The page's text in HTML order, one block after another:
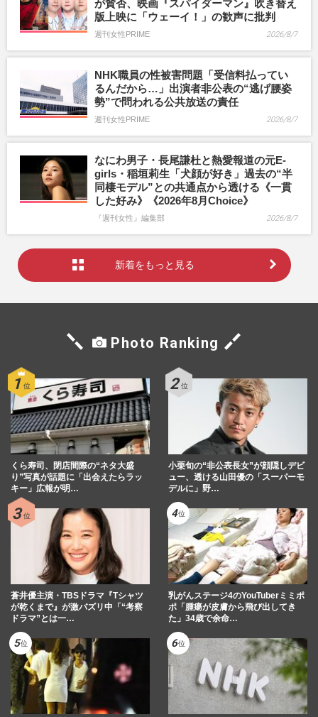
が賛否、映画『スパイダーマン』吹き替え
版上映に「ウェーイ！」の歓声に批判
週刊女性PRIME 2026/8/7
NHK職員の性被害問題「受信料払ってい
るんだから…」出演者非公表の“逃げ腰姿
勢”で問われる公共放送の責任
週刊女性PRIME 2026/8/7
なにわ男子・長尾謙杜と熱愛報道の元E-
girls・稲垣莉生「犬顔が好き」過去の“半
同棲モデル”との共通点から透ける《一貫
した好み》《2026年8月Choice》
『週刊女性』編集部 2026/8/7
新着をもっと見る
Photo Ranking
くら寿司、閉店間際の“ネタ大盛
り”写真が話題に「出会えたらラッ
キー」広報が明…
小栗旬の“非公表長女”が顔隠しデビ
ュー、透ける山田優の「スーパーモ
デルに」野…
蒼井優主演・TBSドラマ『Tシャツ
が乾くまで』が激バズリ中「“考察
ドラマ”とは一…
乳がんステージ4のYouTuberミミポ
ポ「腫瘍が皮膚から飛び出してき
た」34歳で余命…